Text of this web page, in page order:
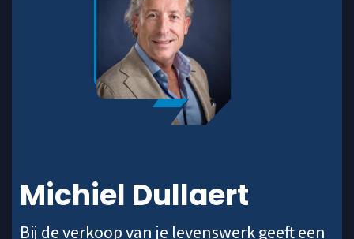
Michiel Dullaert
Bij de verkoop van je levenswerk geeft een